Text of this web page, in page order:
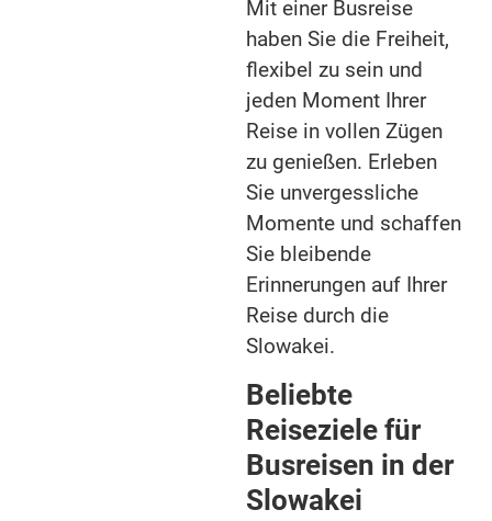
Mit einer Busreise
haben Sie die Freiheit,
flexibel zu sein und
jeden Moment Ihrer
Reise in vollen Zügen
zu genießen. Erleben
Sie unvergessliche
Momente und schaffen
Sie bleibende
Erinnerungen auf Ihrer
Reise durch die
Slowakei.
Beliebte
Reiseziele für
Busreisen in der
Slowakei